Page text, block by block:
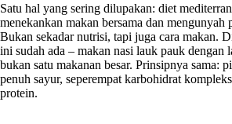
Satu hal yang sering dilupakan: diet
menekankan makan bersama dan mengunyah
Bukan sekadar nutrisi, tapi juga cara makan.
ini sudah ada – makan nasi lauk pauk dengan
bukan satu makanan besar. Prinsipnya sama:
penuh sayur, seperempat karbohidrat
protein.